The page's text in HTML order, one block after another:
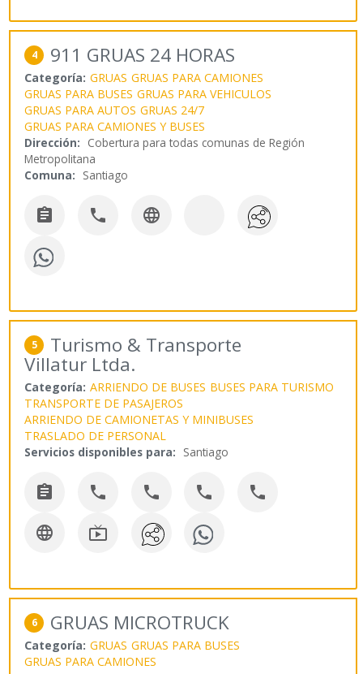
4 911 GRUAS 24 HORAS
Categoría: GRUAS GRUAS PARA CAMIONES
GRUAS PARA BUSES GRUAS PARA VEHICULOS
GRUAS PARA AUTOS GRUAS 24/7
GRUAS PARA CAMIONES Y BUSES
Dirección: Cobertura para todas comunas de Región
Metropolitana
Comuna: Santiago
  
5 Turismo & Transporte
Villatur Ltda.
Categoría: ARRIENDO DE BUSES BUSES PARA TURISMO
TRANSPORTE DE PASAJEROS
ARRIENDO DE CAMIONETAS Y MINIBUSES
TRASLADO DE PERSONAL
Servicios disponibles para: Santiago
    
 
6 GRUAS MICROTRUCK
Categoría: GRUAS GRUAS PARA BUSES
GRUAS PARA CAMIONES